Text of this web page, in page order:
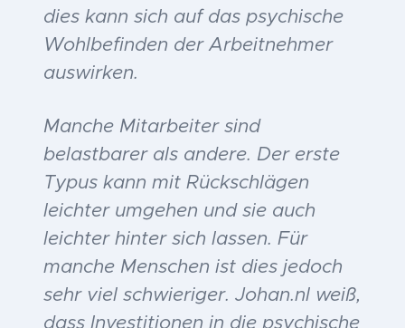
dies kann sich auf das psychische
Wohlbefinden der Arbeitnehmer
auswirken.
Manche Mitarbeiter sind
belastbarer als andere. Der erste
Typus kann mit Rückschlägen
leichter umgehen und sie auch
leichter hinter sich lassen. Für
manche Menschen ist dies jedoch
sehr viel schwieriger. Johan.nl weiß,
dass Investitionen in die psychische